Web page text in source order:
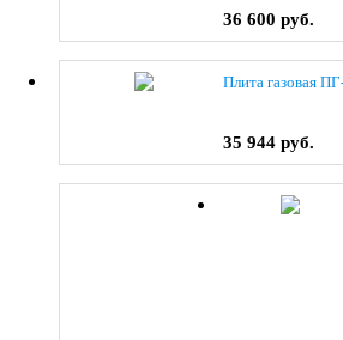
36 600 руб.
Плита газовая
35 944 руб.